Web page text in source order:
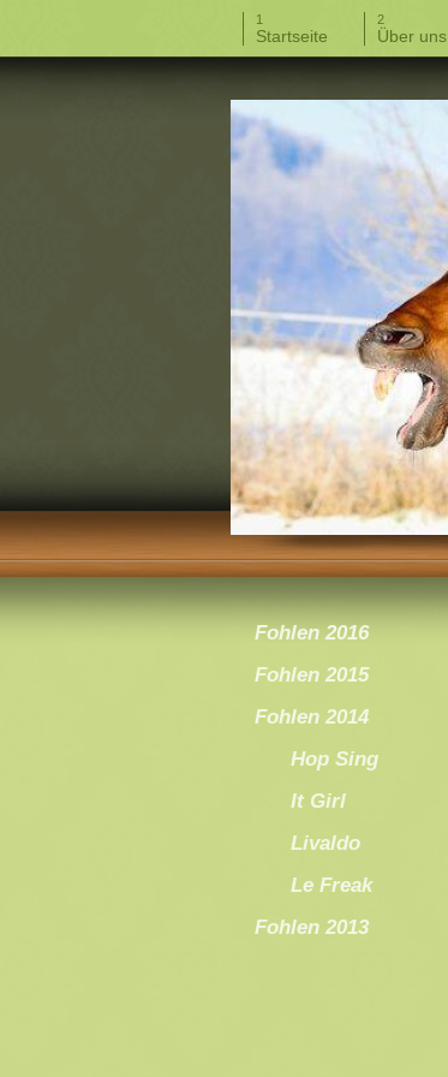
Startseite Über uns
Fohlen 2016
Fohlen 2015
Fohlen 2014
Hop Sing
It Girl
Livaldo
Le Freak
Fohlen 2013